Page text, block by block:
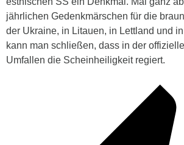
jährlichen Gedenkmärschen für die
der Ukraine, in Litauen, in Lettland und
kann man schließen, dass in der
Umfallen die Scheinheiligkeit regiert.